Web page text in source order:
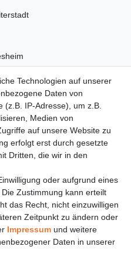
gelesen habe.
Technologien auf unserer
Daten von
(z.B. IP-Adresse), um z.B.
Medien von
auf unsere Website zu
erfolgt erst durch gesetzte
Dritten, die wir in den
oder aufgrund eines
Zustimmung kann erteilt
das Recht, nicht einzuwilligen
Zeitpunkt zu ändern oder
Impressum und weitere
Daten in unserer